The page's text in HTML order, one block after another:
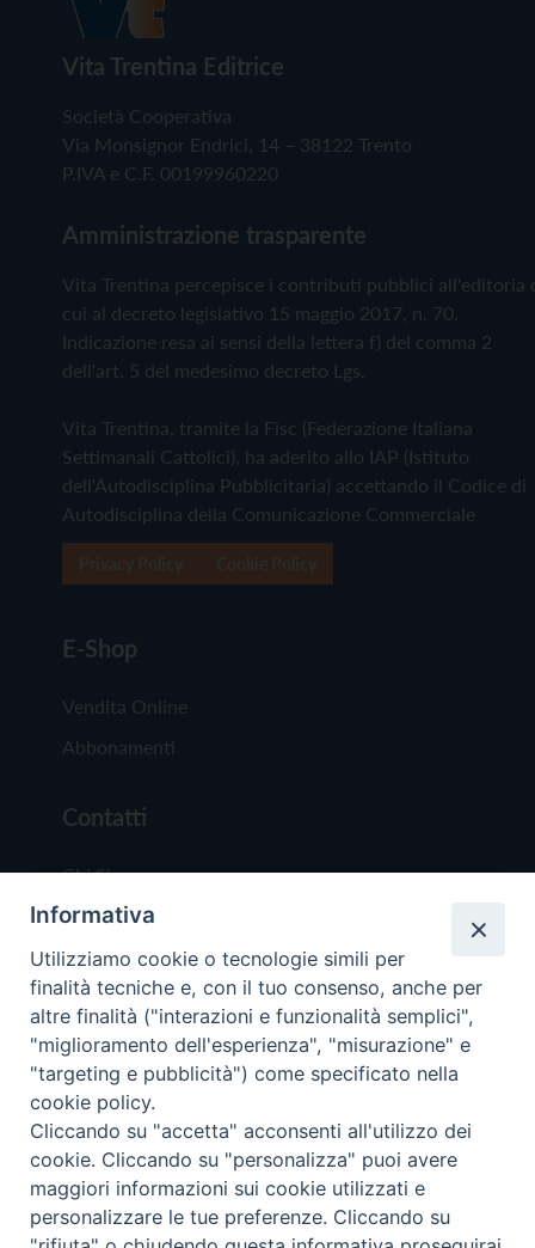
Vita Trentina Editrice
Società Cooperativa
Via Monsignor Endrici, 14 – 38122 Trento
P.IVA e C.F. 00199960220
Amministrazione trasparente
Vita Trentina percepisce i contributi pubblici all'editoria
cui al decreto legislativo 15 maggio 2017, n. 70.
Indicazione resa ai sensi della lettera f) del comma 2
dell'art. 5 del medesimo decreto Lgs.
Vita Trentina, tramite la Fisc (Federazione Italiana
Settimanali Cattolici), ha aderito allo IAP (Istituto
dell'Autodisciplina Pubblicitaria) accettando il Codice di
Autodisciplina della Comunicazione Commerciale
E-Shop
Vendita Online
Abbonamenti
Contatti
Chi Siamo
Redazione
Scrivici
Copyright © 2019 - Tutti i diritti riservati - Vita
Trentina Editrice
Privacy Policy
Torna
Informativa
Utilizziamo cookie o tecnologie simili per
finalità tecniche e, con il tuo consenso, anche per
altre finalità ("interazioni e funzionalità semplici",
"miglioramento dell'esperienza", "misurazione" e
"targeting e pubblicità") come specificato nella
cookie policy.
Cliccando su "accetta" acconsenti all'utilizzo dei
cookie. Cliccando su "personalizza" puoi avere
maggiori informazioni sui cookie utilizzati e
personalizzare le tue preferenze. Cliccando su